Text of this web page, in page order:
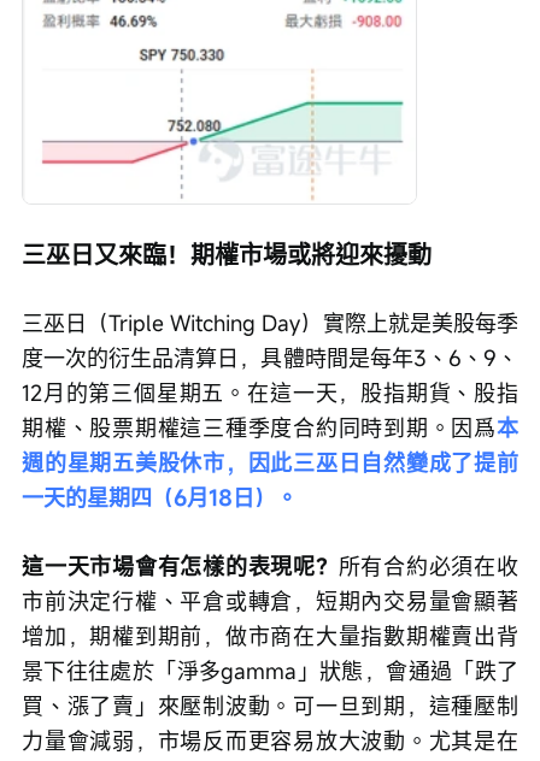
三巫日又來臨！期權市場或將迎來擾動
三巫日（Triple Witching Day）實際上就是美股每季
度一次的衍生品清算日，具體時間是每年3、6、9、
12月的第三個星期五。在這一天，股指期貨、股指
期權、股票期權這三種季度合約同時到期。因爲本
週的星期五美股休市，因此三巫日自然變成了提前
一天的星期四（6月18日）。
這一天市場會有怎樣的表現呢？ 所有合約必須在收
市前決定行權、平倉或轉倉，短期內交易量會顯著
增加，期權到期前，做市商在大量指數期權賣出背
景下往往處於「淨多gamma」狀態，會通過「跌了
買、漲了賣」來壓制波動。可一旦到期，這種壓制
力量會減弱，市場反而更容易放大波動。尤其是在